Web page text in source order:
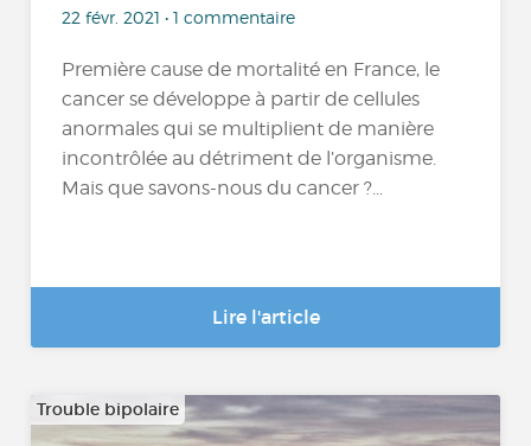
22 févr. 2021 • 1 commentaire
Première cause de mortalité en France, le
cancer se développe à partir de cellules
anormales qui se multiplient de manière
incontrôlée au détriment de l’organisme.
Mais que savons-nous du cancer ?...
Lire l'article
Trouble bipolaire